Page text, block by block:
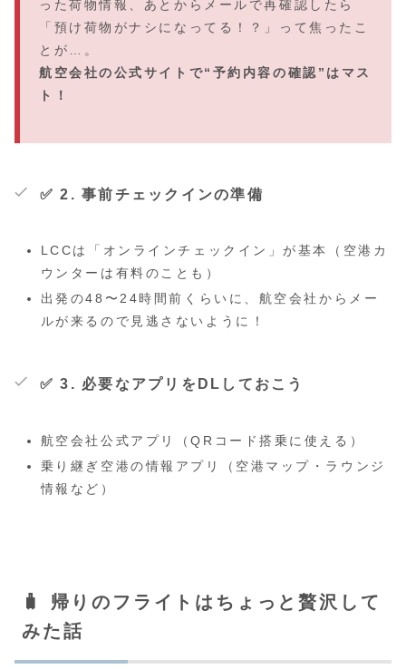
った荷物情報、あとからメールで再確認したら
「預け荷物がナシになってる！？」って焦ったこ
とが…。
航空会社の公式サイトで“予約内容の確認”はマス
ト！
✅ 2. 事前チェックインの準備
LCCは「オンラインチェックイン」が基本（空港カ
ウンターは有料のことも）
出発の48〜24時間前くらいに、航空会社からメー
ルが来るので見逃さないように！
✅ 3. 必要なアプリをDLしておこう
航空会社公式アプリ（QRコード搭乗に使える）
乗り継ぎ空港の情報アプリ（空港マップ・ラウンジ
情報など）
🧳 帰りのフライトはちょっと贅沢して
みた話